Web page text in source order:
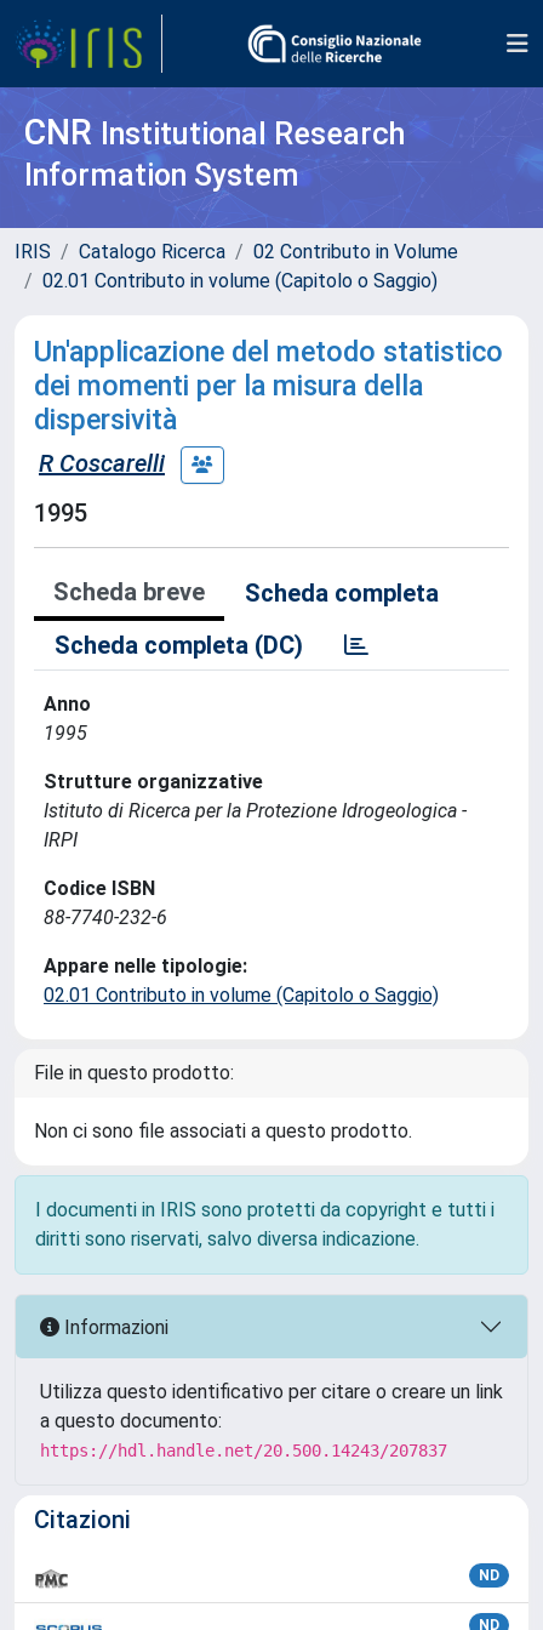
CNR Institutional Research
Information System
IRIS Catalogo Ricerca
02 Contributo in Volume
02.01 Contributo in volume (Capitolo o Saggio)
Un'applicazione del metodo statistico
dei momenti per la misura della
dispersività
R Coscarelli
1995
Scheda breve
Scheda completa
Scheda completa (DC)
Anno
1995
Strutture organizzative
Istituto di Ricerca per la Protezione Idrogeologica -
IRPI
Codice ISBN
88-7740-232-6
Appare nelle tipologie:
02.01 Contributo in volume (Capitolo o Saggio)
File in questo prodotto:
Non ci sono file associati a questo prodotto.
I documenti in IRIS sono protetti da copyright e tutti i
diritti sono riservati, salvo diversa indicazione.
Informazioni
Utilizza questo identificativo per citare o creare un link
a questo documento:
https://hdl.handle.net/20.500.14243/207837
Citazioni
ND
ND